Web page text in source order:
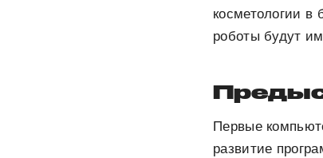
косметологии в
роботы будут
Первые
развитие